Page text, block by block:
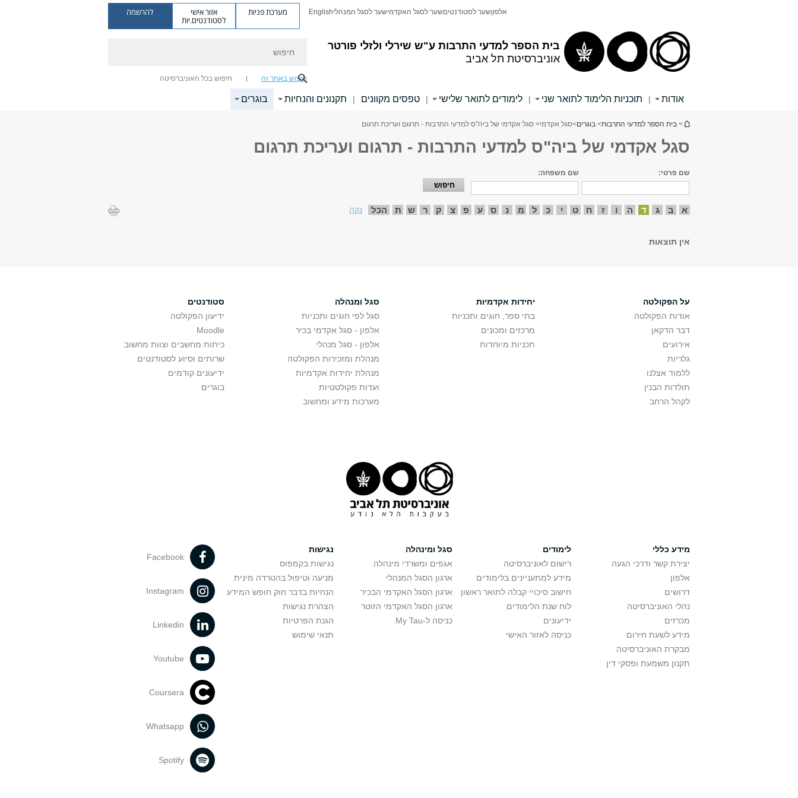
בית הספר למדעי התרבות ע"ש שירלי ולזלי פורטר
אוניברסיטת תל אביב
אלפוןשער לסטודנטיםשער לסגל האקדמישער לסגל המנהליEnglish מערכת פניות אזור אישי
לסטודנטים.יות
להרשמה
חיפוש באתר זה חיפוש בכל האוניברסיטה
אודות | תוכניות הלימוד לתואר שני | לימודים לתואר שלישי | טפסים מקוונים | תקנונים והנחיות בוגרים
הינך נמצא כאן
> בית הספר למדעי התרבות> בוגרים>סגל אקדמי> סגל אקדמי של ביה"ס למדעי התרבות - תרגום ועריכת תרגום
סגל אקדמי של ביה"ס למדעי התרבות - תרגום ועריכת תרגום
שם פרטי: שם משפחה:
א ב ג ד ה ו ז ח ט י כ ל מ נ ס ע פ צ ק ר ש ת הכל נקה
אין תוצאות
על הפקולטה
אודות הפקולטה
דבר הדקאן
אירועים
גלריות
ללמוד אצלנו
תולדות הבנין
לקהל הרחב
יחידות אקדמיות
בתי ספר, חוגים ותכניות
מרכזים ומכונים
תכניות מיוחדות
סגל ומנהלה
סגל לפי חוגים ותכניות
אלפון - סגל אקדמי בכיר
אלפון - סגל מנהלי
מנהלת ומזכירות הפקולטה
מנהלת יחידות אקדמיות
ועדות פקולטטיות
מערכות מידע ומחשוב
סטודנטים
ידיעון הפקולטה
Moodle
כיתות מחשבים וצוות מחשוב
שרותים וסיוע לסטודנטים
ידיעונים קודמים
בוגרים
מידע כללי
יצירת קשר ודרכי הגעה
אלפון
דרושים
נהלי האוניברסיטה
מכרזים
מידע לשעת חירום
מבקרת האוניברסיטה
תקנון משמעת ופסקי דין
לימודים
רישום לאוניברסיטה
מידע למתעניינים בלימודים
חישוב סיכויי קבלה לתואר ראשון
לוח שנת הלימודים
ידיעונים
כניסה לאזור האישי
סגל ומינהלה
אגפים ומשרדי מינהלה
ארגון הסגל המנהלי
ארגון הסגל האקדמי הבכיר
ארגון הסגל האקדמי הזוטר
כניסה ל-My Tau
נגישות
נגישות בקמפוס
מניעה וטיפול בהטרדה מינית
הנחיות בדבר חוק חופש המידע
הצהרת נגישות
הגנת הפרטיות
תנאי שימוש
Facebook
Instagram
Linkedin
Youtube
Coursera
Whatsapp
Spotify